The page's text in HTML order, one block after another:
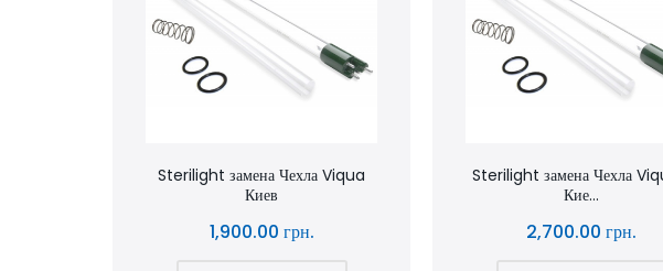
Sterilight замена Чехла Viqua
Киев
1,900.00 грн.
Sterilight замена Чехла
Кие...
2,700.00 грн.